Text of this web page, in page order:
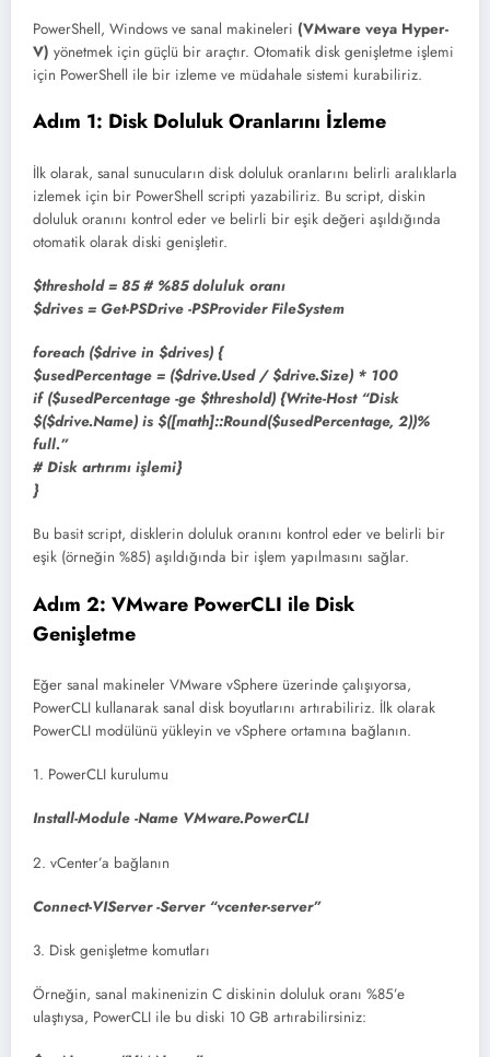
PowerShell, Windows ve sanal makineleri (VMware veya Hyper-
V) yönetmek için güçlü bir araçtır. Otomatik disk genişletme işlemi
için PowerShell ile bir izleme ve müdahale sistemi kurabiliriz.
Adım 1: Disk Doluluk Oranlarını İzleme
İlk olarak, sanal sunucuların disk doluluk oranlarını belirli aralıklarla
izlemek için bir PowerShell scripti yazabiliriz. Bu script, diskin
doluluk oranını kontrol eder ve belirli bir eşik değeri aşıldığında
otomatik olarak diski genişletir.
$threshold = 85 # %85 doluluk oranı
$drives = Get-PSDrive -PSProvider FileSystem
foreach ($drive in $drives) {
$usedPercentage = ($drive.Used / $drive.Size) * 100
if ($usedPercentage -ge $threshold) {Write-Host “Disk
$($drive.Name) is $([math]::Round($usedPercentage, 2))%
full.”
# Disk artırımı işlemi}
}
Bu basit script, disklerin doluluk oranını kontrol eder ve belirli bir
eşik (örneğin %85) aşıldığında bir işlem yapılmasını sağlar.
Adım 2: VMware PowerCLI ile Disk
Genişletme
Eğer sanal makineler VMware vSphere üzerinde çalışıyorsa,
PowerCLI kullanarak sanal disk boyutlarını artırabiliriz. İlk olarak
PowerCLI modülünü yükleyin ve vSphere ortamına bağlanın.
1. PowerCLI kurulumu
Install-Module -Name VMware.PowerCLI
2. vCenter’a bağlanın
Connect-VIServer -Server “vcenter-server”
3. Disk genişletme komutları
Örneğin, sanal makinenizin C diskinin doluluk oranı %85’e
ulaştıysa, PowerCLI ile bu diski 10 GB artırabilirsiniz: